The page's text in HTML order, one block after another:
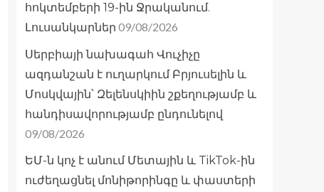
հոկտեմբերի 19-ին Ջրականում.
Լուսանկարներ 09/08/2026
Սերբիայի նախագահ Վուչիչը
ազդանշան է ուղարկում Բրյուսելին և
Մոսկվային՝ Զելենսկիին շքեղությամբ և
հանդիսավորությամբ ընդունելով
09/08/2026
ԵՄ-ն կոչ է անում Մետային և TikTok-ին
ուժեղացնել մոնիթորինգը և փաստերի